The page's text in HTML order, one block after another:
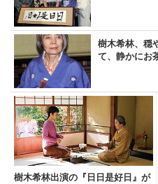
樹木希林、穏
て、静かにお
樹木希林出演の『日日是好日』が